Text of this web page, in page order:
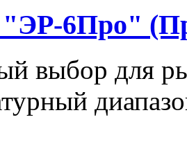
"ЭР-6Про"
выбор для